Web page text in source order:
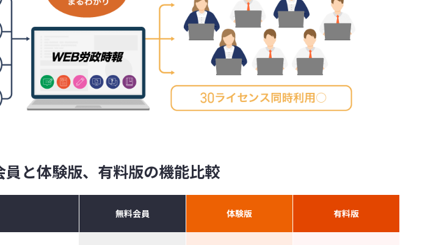
員と体験版、有料版の機能比較
無料会員 体験版 有料版